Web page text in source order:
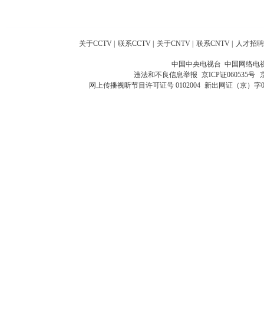
关于CCTV 联系CCTV 关于CNTV 联系CNTV 人才招聘
中国中央电视台 中国网络电
违法和不良信息举报 京ICP证060535号
网上传播视听节目许可证号 0102004 新出网证（京）